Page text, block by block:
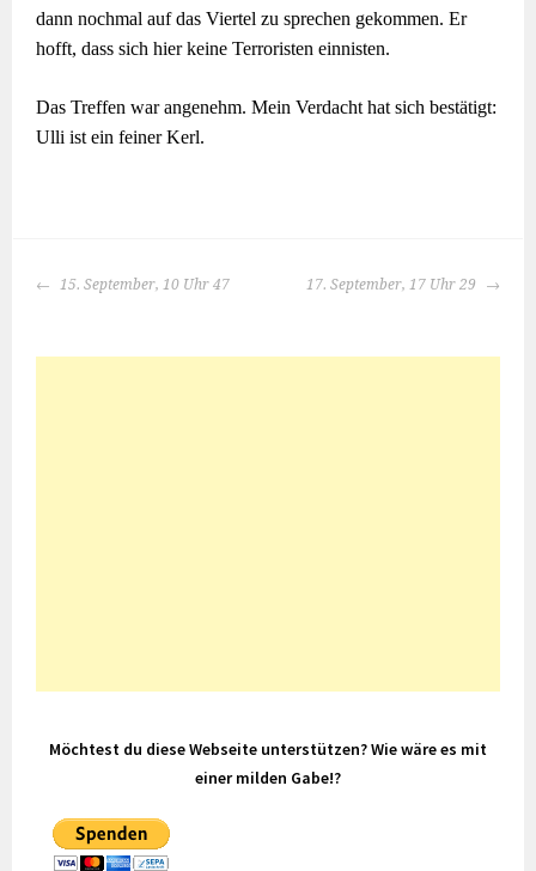
dann nochmal auf das Viertel zu sprechen gekommen. Er
hofft, dass sich hier keine Terroristen einnisten.
Das Treffen war angenehm. Mein Verdacht hat sich bestätigt:
Ulli ist ein feiner Kerl.
BEITRAGS-
15. September, 10 Uhr 47 17. September, 17 Uhr 29
Möchtest du diese Webseite unterstützen? Wie wäre es mit
einer milden Gabe!?